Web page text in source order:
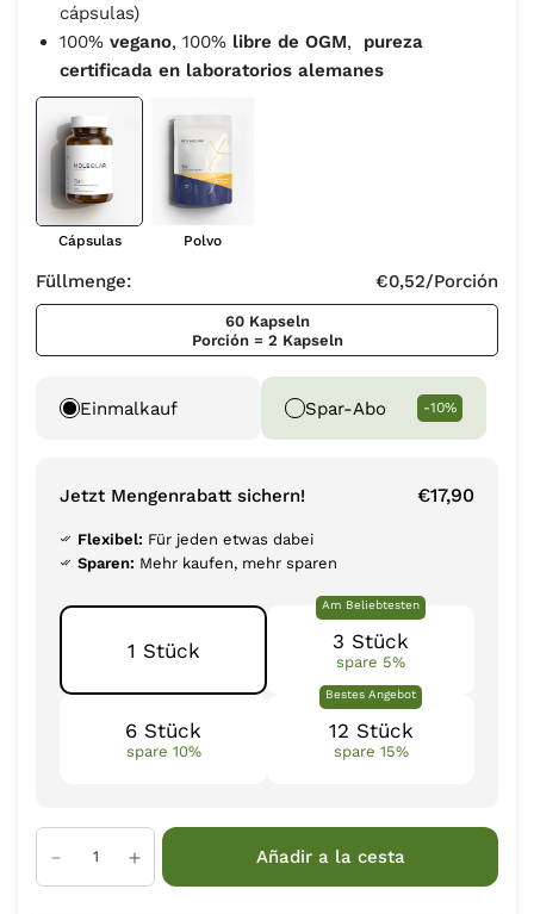
cápsulas)
100% vegano, 100% libre de OGM,
pureza
certificada en laboratorios alemanes
Cápsulas Polvo
Füllmenge: €0,52/Porción
60 Kapseln
Porción = 2 Kapseln
Einmalkauf Spar-Abo -10%
Jetzt Mengenrabatt sichern! €17,90
Flexibel: Für jeden etwas dabei
Sparen: Mehr kaufen, mehr sparen
1 Stück 3 Stück
spare 5%
Am Beliebtesten
6 Stück
spare 10%
12 Stück
spare 15%
Bestes Angebot
Añadir a la cesta